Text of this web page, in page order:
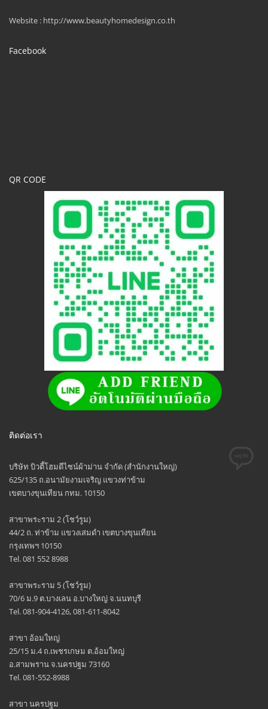
Website : http://www.beautyhomedesign.co.th
Facebook
QR CODE
ติดต่อเรา
บริษัท บิวตี้โฮมดีไซน์ผ้าม่าน จำกัด (สำนักงานใหญ่)
625/135 ถ.อนามัยงามเจริญ แขวงท่าข้าม
เขตบางขุนเทียน กทม. 10150
สาขาพระราม 2 (โชว์รูม)
44/2 ถ. ท่าข้าม แขวงเสมดำ เขตบางขุนเทียน
กรุงเทพฯ 10150
Tel. 081 552 8988
สาขาพระราม 5 (โชว์รูม)
70/6 ม.9 ต.บางเลน อ.บางใหญ่ จ.นนทบุรี
Tel. 081-904-4126, 081-611-8042
สาขา อ้อมใหญ่
25/15 ม.4 ถ.เพชรเกษม ต.อ้อมใหญ่
อ.สามพราน จ.นครปฐม 73160
Tel. 081-552-8988
สาขา นครปฐม